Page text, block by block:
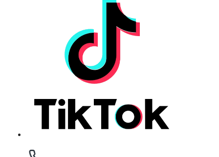
Клипс тип щъркел 1 брой
Клипс тип щъркел 1 брой